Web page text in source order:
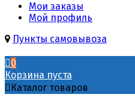
Мои заказы
Мой профиль
Пункты самовывоза
0
Корзина пуста
Каталог товаров